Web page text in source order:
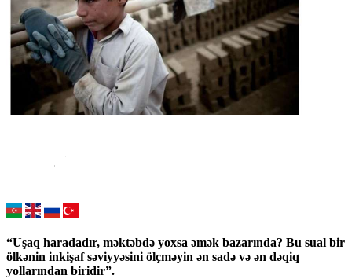
“Uşaq haradadır, məktəbdə yoxsa əmək bazarında? Bu sual bir
ölkənin inkişaf səviyyəsini ölçməyin ən sadə və ən dəqiq
yollarından biridir”.